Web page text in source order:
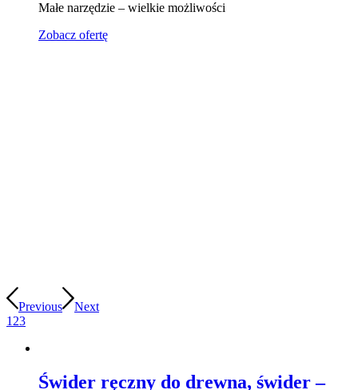
Małe narzędzie – wielkie możliwości
Zobacz ofertę
Previous
Next
123
Świder ręczny do drewna, świder –